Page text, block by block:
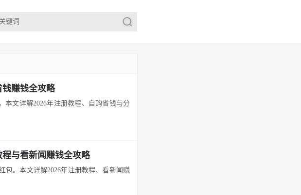
钱赚钱全攻略
本文详解2026年注册教程、自购省钱与分
与看新闻赚钱全攻略
包。本文详解2026年注册教程、看新闻赚